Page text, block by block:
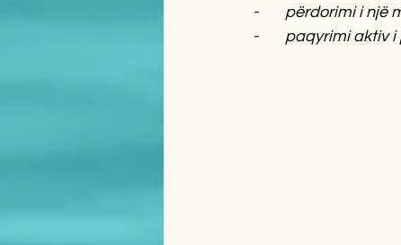
- përdorimi i një
- paqyrimi aktiv i